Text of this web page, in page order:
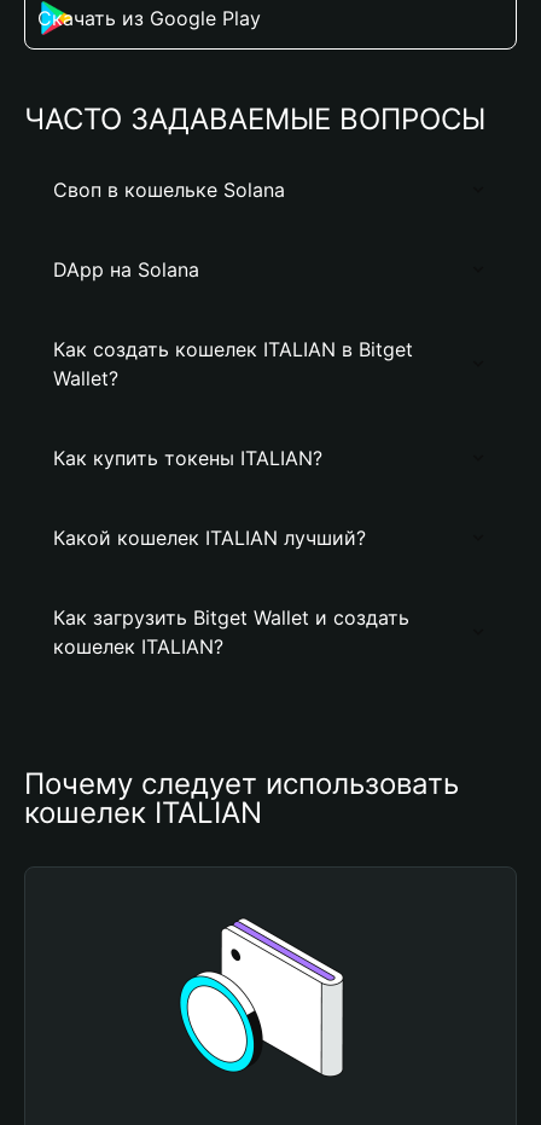
Скачать из Google Play
ЧАСТО ЗАДАВАЕМЫЕ ВОПРОСЫ
Своп в кошельке Solana
DApp на Solana
Как создать кошелек ITALIAN в Bitget
Wallet?
Как купить токены ITALIAN?
Какой кошелек ITALIAN лучший?
Как загрузить Bitget Wallet и создать
кошелек ITALIAN?
Почему следует использовать
кошелек ITALIAN